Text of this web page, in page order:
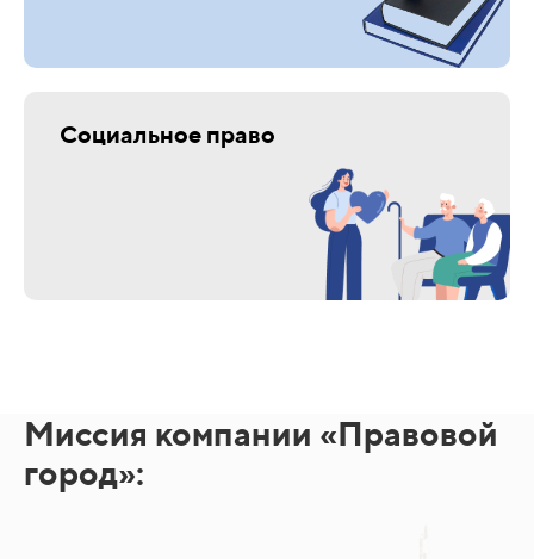
Социальное право
Миссия компании «Правовой
город»: